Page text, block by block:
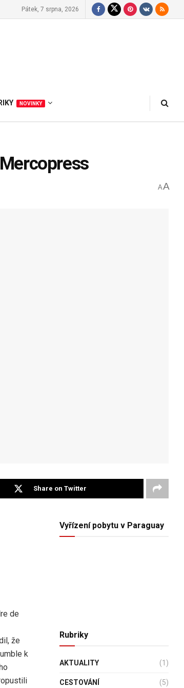
Pátek, 7 srpna, 2026
NOVINKY
AA
Share on Twitter
de
že
k
Vyřízení pobytu v Paraguay
Rubriky
AKTUALITY (1)
CESTOVÁNÍ (5)